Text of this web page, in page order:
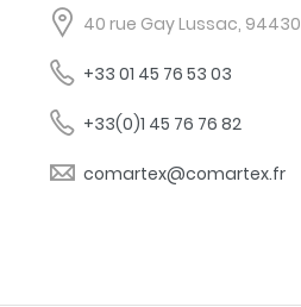
40 rue Gay Lussac,
+33 01 45 76 53 03
+33(0)1 45 76 76 82
comartex@comartex.fr